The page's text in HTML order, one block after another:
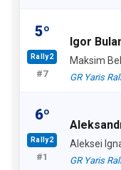
5º
Rally2
#7
Igor
Maksim
GR Yaris
6º
Rally2
#1
Aleksei
GR Yaris